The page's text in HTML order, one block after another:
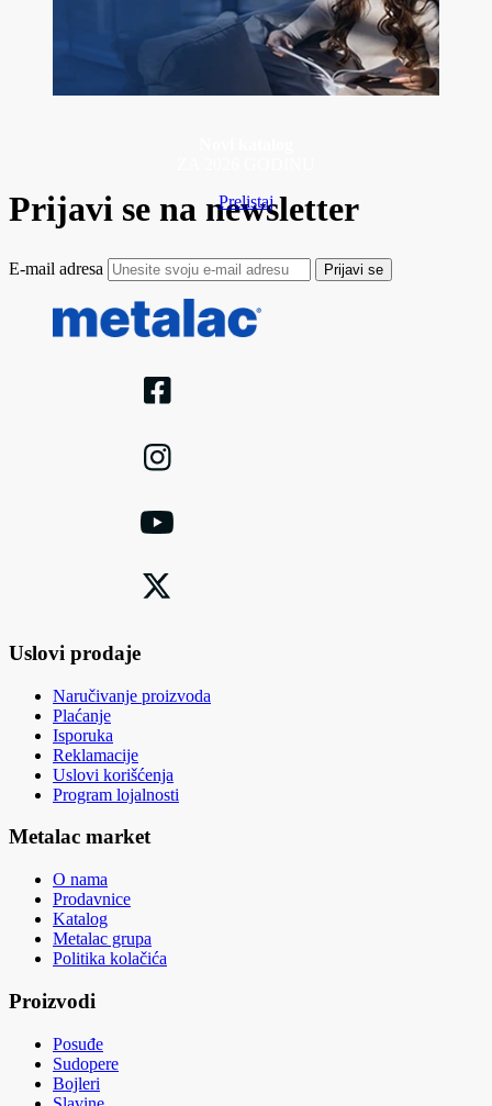
Prelistaj
Prijavi se na newsletter
E-mail adresa Prijavi se
Uslovi prodaje
Naručivanje proizvoda
Plaćanje
Isporuka
Reklamacije
Uslovi korišćenja
Program lojalnosti
Metalac market
O nama
Prodavnice
Katalog
Metalac grupa
Politika kolačića
Proizvodi
Posuđe
Sudopere
Bojleri